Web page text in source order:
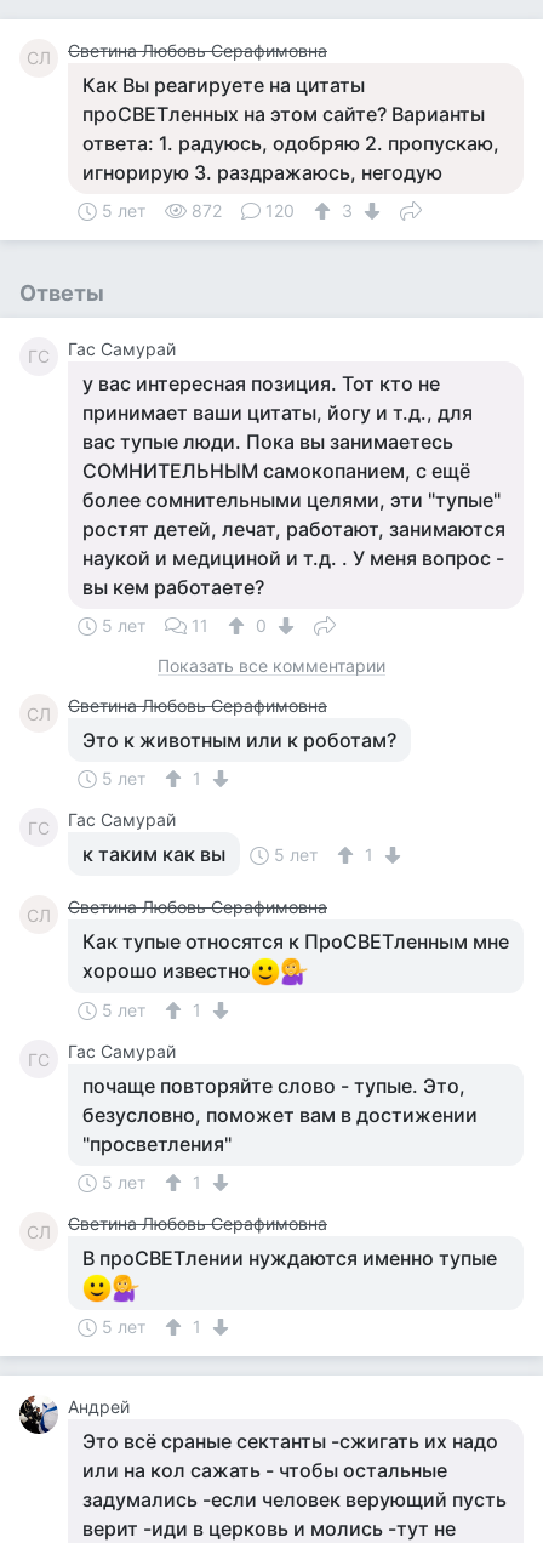
СЛ Светина Любовь Серафимовна
Как Вы реагируете на цитаты
проСВЕТленных на этом сайте? Варианты
ответа: 1. радуюсь, одобряю 2. пропускаю,
игнорирую 3. раздражаюсь, негодую
5 лет 872 120 3
Ответы
ГС Гас Самурай
у вас интересная позиция. Тот кто не
принимает ваши цитаты, йогу и т.д., для
вас тупые люди. Пока вы занимаетесь
СОМНИТЕЛЬНЫМ самокопанием, с ещё
более сомнительными целями, эти "тупые"
ростят детей, лечат, работают, занимаются
наукой и медициной и т.д. . У меня вопрос -
вы кем работаете?
5 лет 11
0
Показать все комментарии
СЛ Светина Любовь Серафимовна
Это к животным или к роботам?
5 лет 1
ГС Гас Самурай
к таким как вы 5 лет 1
СЛ Светина Любовь Серафимовна
Как тупые относятся к ПроСВЕТленным мне
хорошо известно
5 лет 1
ГС Гас Самурай
почаще повторяйте слово - тупые. Это,
безусловно, поможет вам в достижении
"просветления"
5 лет 1
СЛ Светина Любовь Серафимовна
В проСВЕТлении нуждаются именно тупые
5 лет 1
Андрей
Это всё сраные сектанты -сжигать их надо
или на кол сажать - чтобы остальные
задумались -если человек верующий пусть
верит -иди в церковь и молись -тут не